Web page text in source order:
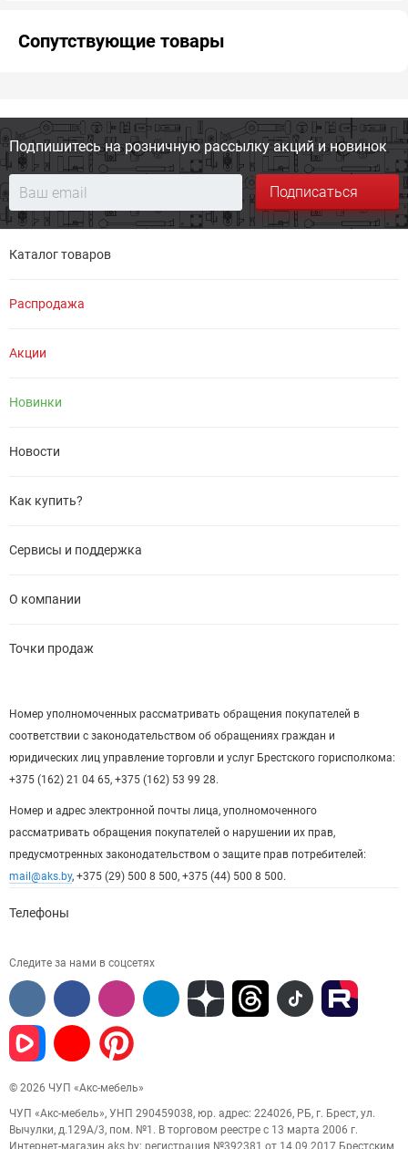
Сопутствующие товары
Подпишитесь на розничную рассылку акций и новинок
Подписаться
Каталог товаров
Распродажа
Акции
Новинки
Новости
Как купить?
Сервисы и поддержка
О компании
Точки продаж
Номер уполномоченных рассматривать обращения покупателей в
соответствии с законодательством об обращениях граждан и
юридических лиц управление торговли и услуг Брестского горисполкома:
+375 (162) 21 04 65, +375 (162) 53 99 28.
Номер и адрес электронной почты лица, уполномоченного
рассматривать обращения покупателей о нарушении их прав,
предусмотренных законодательством о защите прав потребителей:
mail@aks.by, +375 (29) 500 8 500, +375 (44) 500 8 500.
Телефоны
Следите за нами в соцсетях
© 2026 ЧУП «Акс-мебель»
ЧУП «Акс-мебель», УНП 290459038, юр. адрес: 224026, РБ, г. Брест, ул.
Вычулки, д.129А/3, пом. №1. В торговом реестре с 13 марта 2006 г.
Интернет-магазин aks.by: регистрация №392381 от 14.09.2017 Брестским